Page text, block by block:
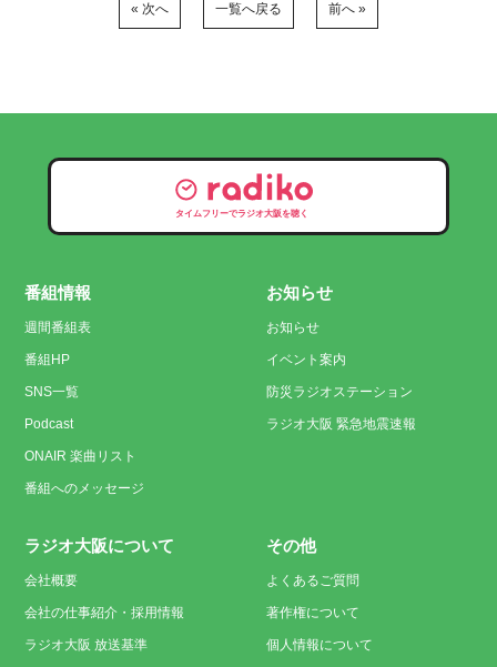
« 次へ 一覧へ戻る 前へ »
タイムフリーでラジオ大阪を聴く
番組情報
週間番組表
番組HP
SNS一覧
Podcast
ONAIR 楽曲リスト
番組へのメッセージ
お知らせ
お知らせ
イベント案内
防災ラジオステーション
ラジオ大阪 緊急地震速報
ラジオ大阪について
会社概要
会社の仕事紹介・採用情報
ラジオ大阪 放送基準
その他
よくあるご質問
著作権について
個人情報について